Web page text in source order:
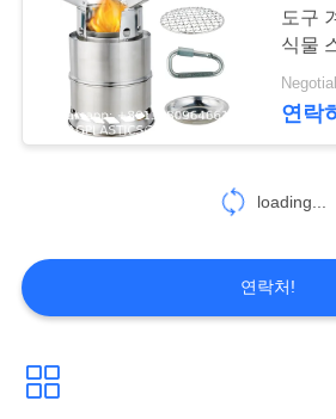
PRIVACY
POLICY
SPORTS 제
BAGEASE
도구
식물
스토
스 강
가지
연락
loading...
연락처!